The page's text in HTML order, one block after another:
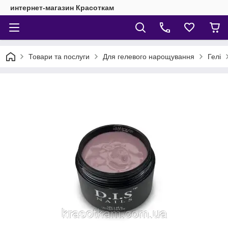
интернет-магазин Красоткам
Товари та послуги Для гелевого нарощування Гелі